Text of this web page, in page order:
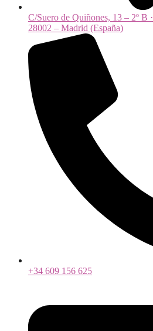
C/Suero de Quiñones, 13 – 2º B ·
28002 – Madrid (España)
+34 609 156 625